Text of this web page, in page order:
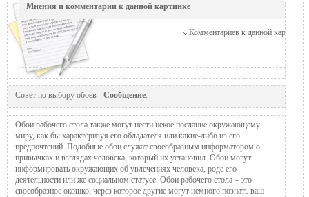
Мнения и комментарии к данной картинке
Комментариев к данной картинке
Совет по выбору обоев - Сообщение:
Обои рабочего стола также могут нести некое послание окружающему
миру, как бы характеризуя его обладателя или какие-либо из его
предпочтений. Подобные обои служат своеобразным информатором о
привычках и взглядах человека, который их установил. Обои могут
информировать окружающих об увлечениях человека, роде его
деятельности или же социальном статусе. Обои рабочего стола – это
своеобразное окошко, через которое другие могут немного познать ваш